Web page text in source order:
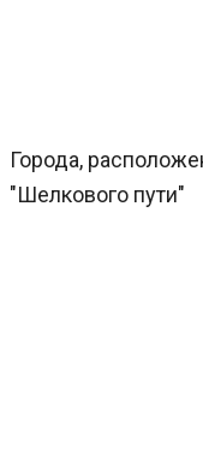
Города,
"Шелкового пути"